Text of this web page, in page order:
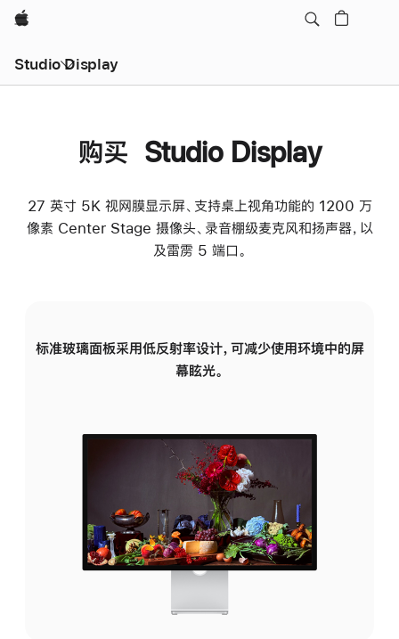
Apple
Studio Display
购买 Studio Display
27 英寸 5K 视网膜显示屏、支持桌上视角功能的 1200 万
像素 Center Stage 摄像头、录音棚级麦克风和扬声器，以
及雷雳 5 端口。
标准玻璃面板采用低反射率设计，可减少使用环境中的屏
幕眩光。